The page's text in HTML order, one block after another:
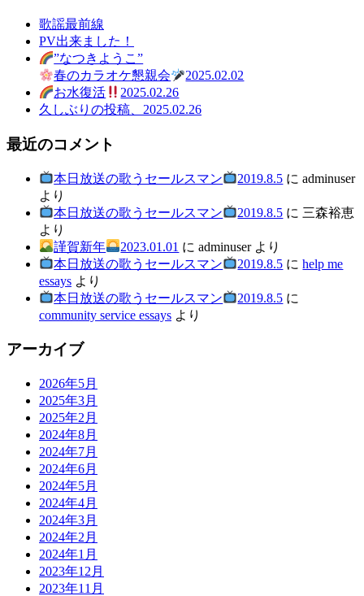
歌謡最前線
PV出来ました！
”なつきようこ”
春のカラオケ懇親会
2025.02.02
お水復活
2025.02.26
久しぶりの投稿、2025.02.26
最近のコメント
本日放送の歌うセールスマン 2019.8.5 にadminuser
より
本日放送の歌うセールスマン
2019.8.5 に 三森裕恵
より
謹賀新年
2023.01.01 にadminuserより
本日放送の歌うセールスマン
2019.8.5 にhelp me
essays より
本日放送の歌うセールスマン
2019.8.5 に
community service essays より
アーカイブ
2026年5月
2025年3月
2025年2月
2024年8月
2024年7月
2024年6月
2024年5月
2024年4月
2024年3月
2024年2月
2024年1月
2023年12月
2023年11月